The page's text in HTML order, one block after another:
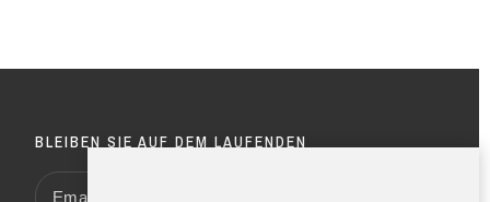
BLEIBEN SIE AUF DEM LAUFENDEN